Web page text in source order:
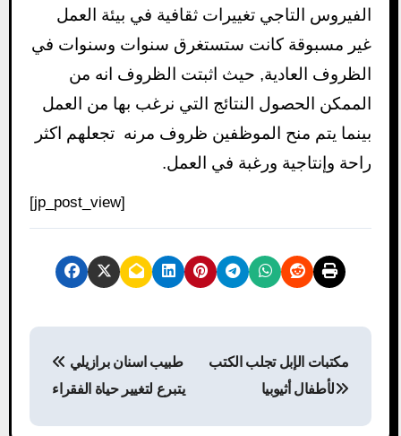
الفيروس التاجي تغييرات ثقافية في بيئة العمل
غير مسبوقة كانت ستستغرق سنوات وسنوات في
الظروف العادية, حيث اثبتت الظروف انه من
الممكن الحصول النتائج التي نرغب بها من العمل
بينما يتم منح الموظفين ظروف مرنه تجعلهم اكثر
راحة وإنتاجية ورغبة في العمل.
[jp_post_view]
P
s
يتبرع لتغيير حياة الفقراء
مكتبات الإبل تجلب الكتب
لأطفال أثيوبيا